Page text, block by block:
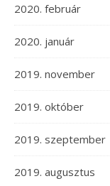
2020. február
2020. január
2019. november
2019. október
2019. szeptember
2019. augusztus